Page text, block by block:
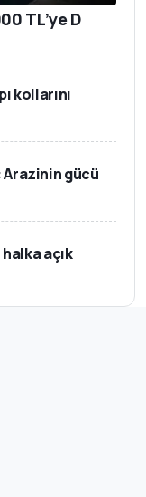
TL’ye D
kollarını
Arazinin gücü
açık